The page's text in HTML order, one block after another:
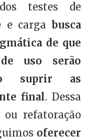
testes de
e cargabusca
de que
uso serão
suprir as
final. Dessa
refatoração
oferecer